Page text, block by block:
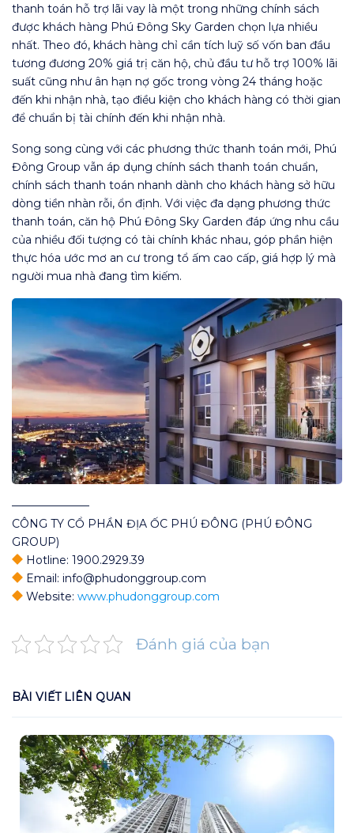
thanh toán hỗ trợ lãi vay là một trong những chính sách
được khách hàng Phú Đông Sky Garden chọn lựa nhiều
nhất. Theo đó, khách hàng chỉ cần tích luỹ số vốn ban đầu
tương đương 20% giá trị căn hộ, chủ đầu tư hỗ trợ 100% lãi
suất cũng như ân hạn nợ gốc trong vòng 24 tháng hoặc
đến khi nhận nhà, tạo điều kiện cho khách hàng có thời gian
để chuẩn bị tài chính đến khi nhận nhà.
Song song cùng với các phương thức thanh toán mới, Phú
Đông Group vẫn áp dụng chính sách thanh toán chuẩn,
chính sách thanh toán nhanh dành cho khách hàng sở hữu
dòng tiền nhàn rỗi, ổn định. Với việc đa dạng phương thức
thanh toán, căn hộ Phú Đông Sky Garden đáp ứng nhu cầu
của nhiều đối tượng có tài chính khác nhau, góp phần hiện
thực hóa ước mơ an cư trong tổ ấm cao cấp, giá hợp lý mà
người mua nhà đang tìm kiếm.
———————
CÔNG TY CỔ PHẦN ĐỊA ỐC PHÚ ĐÔNG (PHÚ ĐÔNG
GROUP)
Hotline: 1900.2929.39
Email: info@phudonggroup.com
Website: www.phudonggroup.com
Đánh giá của bạn
BÀI VIẾT LIÊN QUAN